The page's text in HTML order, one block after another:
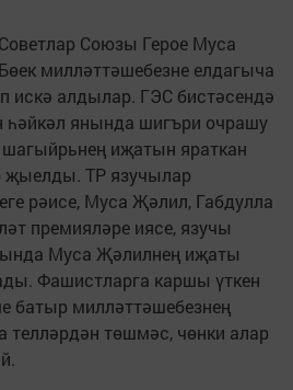
Союзы Герое Муса
милләттәшебезне елдагыча
искә алдылар. ГЭС бистәсендә
һәйкәл янында шигъри очрашу
иҗатын яраткан
ТР язучылар
рәисе, Муса Җәлил, Габдулла
премияләре иясе, язучы
Муса Җәлилнең иҗаты
Фашистларга каршы үткен
батыр милләттәшебезнең
телләрдән төшмәс, чөнки алар